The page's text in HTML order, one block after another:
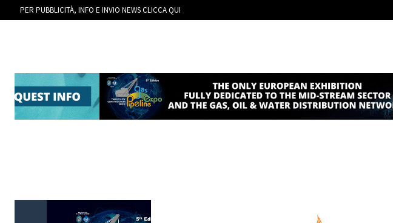
PER PUBBLICITÀ, INFO E INVIO NEWS CLICCA QUI